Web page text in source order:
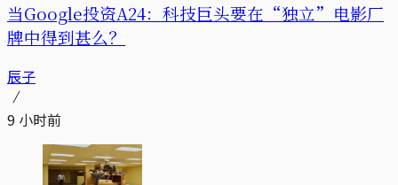
当Google投资A24：科技巨头要在“独立”电影厂
牌中得到甚么？
辰子
9 小时前